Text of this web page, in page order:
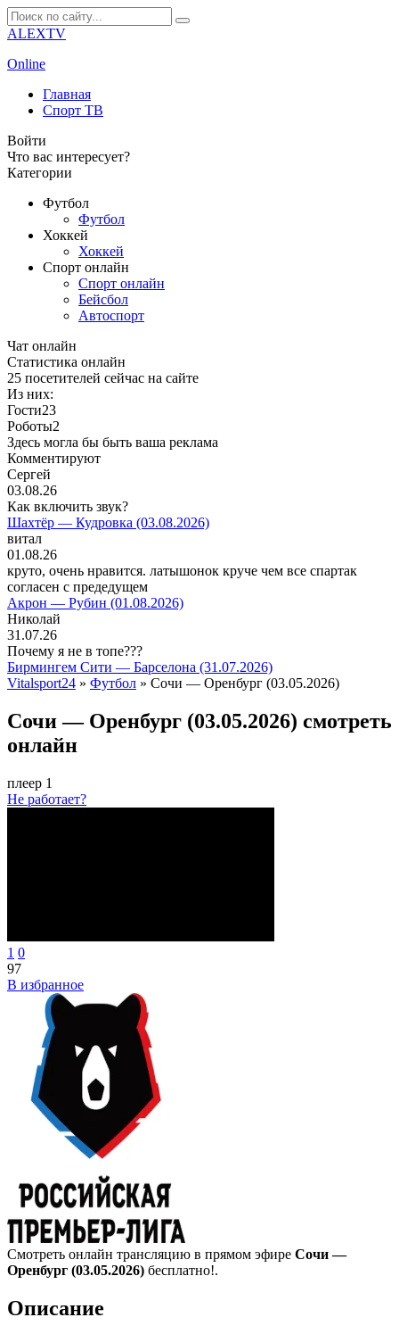
ALEXTV
Online
Главная
Спорт ТВ
Войти
Что вас интересует?
Категории
Футбол
Футбол
Хоккей
Хоккей
Спорт онлайн
Спорт онлайн
Бейсбол
Автоспорт
Чат онлайн
Cтатистика онлайн
25 посетителей сейчас на сайте
Из них:
Гости23
Роботы2
Здесь могла бы быть ваша реклама
Комментируют
Сергей
03.08.26
Как включить звук?
Шахтёр — Кудровка (03.08.2026)
витал
01.08.26
круто, очень нравится. латышонок круче чем все спартак
согласен с предедущем
Акрон — Рубин (01.08.2026)
Николай
31.07.26
Почему я не в топе???
Бирмингем Сити — Барселона (31.07.2026)
Vitalsport24 » Футбол » Сочи — Оренбург (03.05.2026)
Сочи — Оренбург (03.05.2026) смотреть
онлайн
плеер 1
Не работает?
1 0
97
В избранное
Смотреть онлайн трансляцию в прямом эфире Сочи —
Оренбург (03.05.2026) бесплатно!.
Описание